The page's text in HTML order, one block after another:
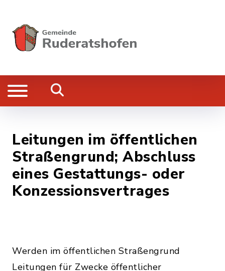
Leitungen im öffentlichen
Straßengrund; Abschluss
eines Gestattungs- oder
Konzessionsvertrages
Werden im öffentlichen Straßengrund
Leitungen für Zwecke öffentlicher